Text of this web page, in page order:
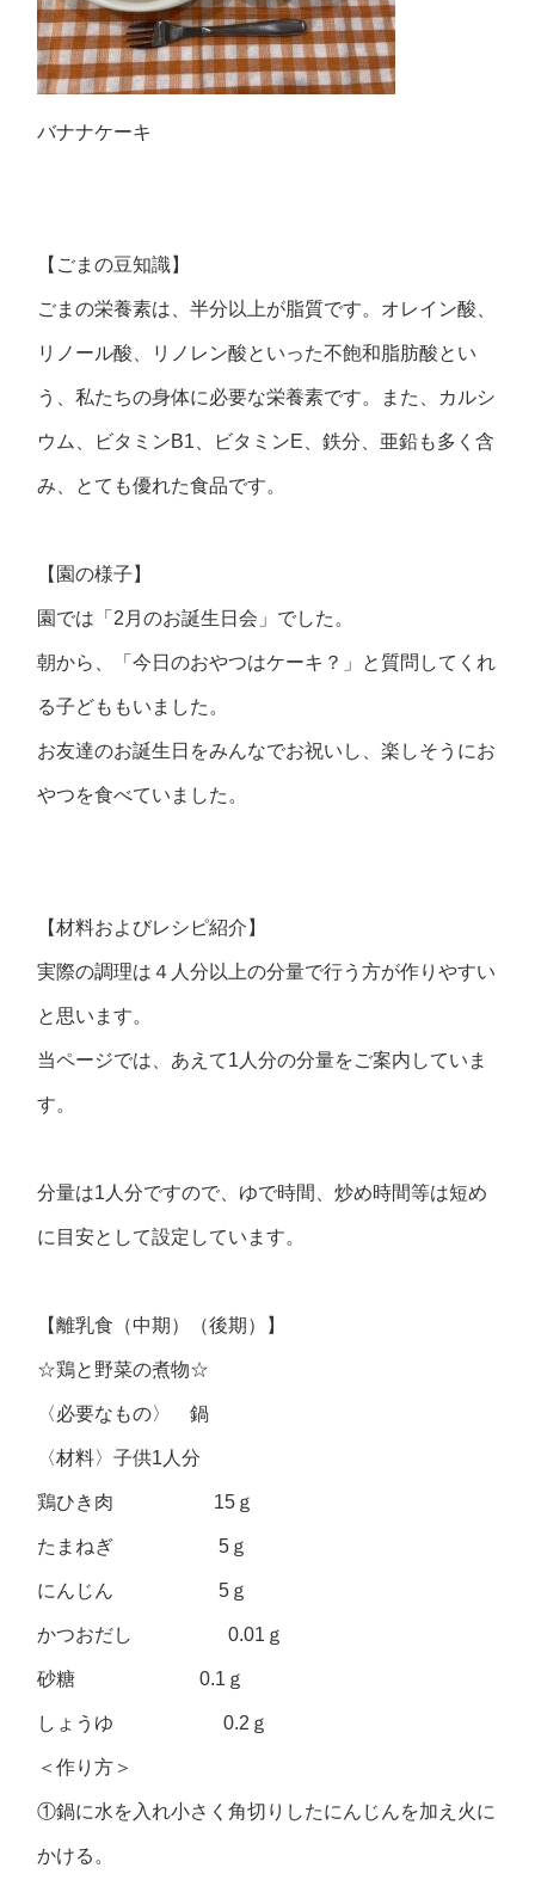
バナナケーキ
【ごまの豆知識】
ごまの栄養素は、半分以上が脂質です。オレイン酸、
リノール酸、リノレン酸といった不飽和脂肪酸とい
う、私たちの身体に必要な栄養素です。また、カルシ
ウム、ビタミンB1、ビタミンE、鉄分、亜鉛も多く含
み、とても優れた食品です。
【園の様子】
園では「2月のお誕生日会」でした。
朝から、「今日のおやつはケーキ？」と質問してくれ
る子どももいました。
お友達のお誕生日をみんなでお祝いし、楽しそうにお
やつを食べていました。
【材料およびレシピ紹介】
実際の調理は４人分以上の分量で行う方が作りやすい
と思います。
当ページでは、あえて1人分の分量をご案内していま
す。
分量は1人分ですので、ゆで時間、炒め時間等は短め
に目安として設定しています。
【離乳食（中期）（後期）】
☆鶏と野菜の煮物☆
〈必要なもの〉 鍋
〈材料〉子供1人分
鶏ひき肉 15ｇ
たまねぎ 5ｇ
にんじん 5ｇ
かつおだし 0.01ｇ
砂糖 0.1ｇ
しょうゆ 0.2ｇ
＜作り方＞
①鍋に水を入れ小さく角切りしたにんじんを加え火に
かける。